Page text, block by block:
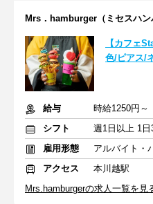
Mrs．hamburger（ミセスハン
【カフェ
色/ピアス/
給与
時給1250円～
シフト
雇用形態
アルバイト・
アクセス
本川越駅
Mrs.hamburgerの求人一覧を見